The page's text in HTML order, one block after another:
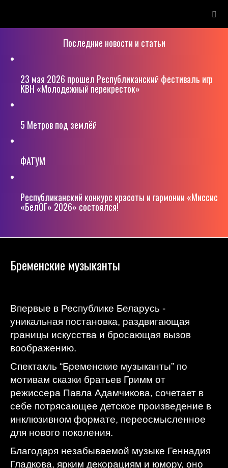
Последние новости и статьи
23 мая 2026 прошел Республиканский фестиваль игр
КВН «Молодежный перекресток»
5 Метров под землёй
ФАТУМ
Республиканский конкурс красоты и гармонии «Миссис
«БелОГ» 2026» состоялся!
Бременские музыканты
Впервые в Республике Беларусь -
уникальная постановка, раздвигающая
границы искусства и бросающая вызов
воображению.
Спектакль “Бременские музыканты” по
мотивам сказки братьев Гримм от
режиссера Павла Адамчикова, сочетает в
себе потрясающее детское произведение в
инклюзивном формате, переосмысленное
для нового поколения.
Благодаря незабываемой музыке Геннадия
Гладкова, ярким декорациям и юмору, оно